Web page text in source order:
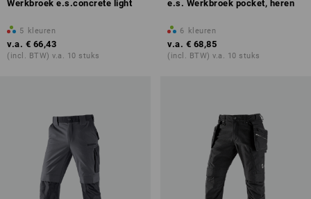
Werkbroek e.s.concrete light
5 kleuren
v.a. € 66,43
(incl. BTW) v.a. 10 stuks
e.s. Werkbroek pocket, heren
6 kleuren
v.a. € 68,85
(incl. BTW) v.a. 10 stuks